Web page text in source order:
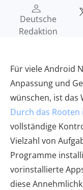
Deutsche
Redaktion
Für viele Android
Anpassung und
wünschen, ist das
Durch das Rooten
vollständige
Vielzahl von
Programme
vorinstallierte
diese